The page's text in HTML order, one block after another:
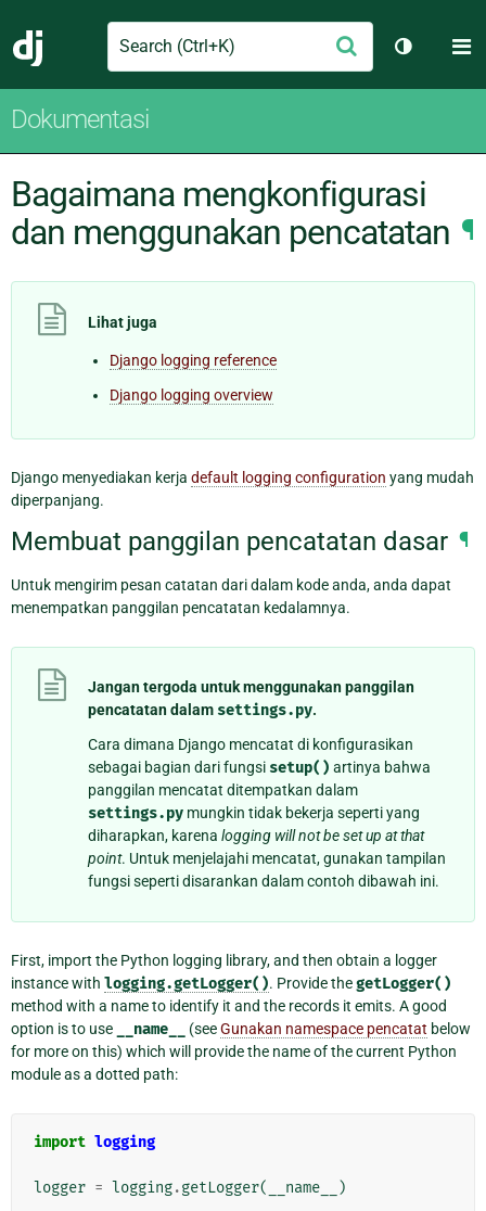
Django
Search Ajukan
Ganti
Dokumentasi
Bagaimana mengkonfigurasi
dan menggunakan pencatatan ¶
Lihat juga
Django logging reference
Django logging overview
Django menyediakan kerja default logging configuration yang mudah
diperpanjang.
Membuat panggilan pencatatan dasar ¶
Untuk mengirim pesan catatan dari dalam kode anda, anda dapat
menempatkan panggilan pencatatan kedalamnya.
Jangan tergoda untuk menggunakan panggilan
pencatatan dalam settings.py.
Cara dimana Django mencatat di konfigurasikan
sebagai bagian dari fungsi setup() artinya bahwa
panggilan mencatat ditempatkan dalam
settings.py mungkin tidak bekerja seperti yang
diharapkan, karena logging will not be set up at that
point. Untuk menjelajahi mencatat, gunakan tampilan
fungsi seperti disarankan dalam contoh dibawah ini.
First, import the Python logging library, and then obtain a logger
instance with logging.getLogger(). Provide thegetLogger()
method with a name to identify it and the records it emits. A good
option is to use
__name__ (seeGunakan namespace pencatat below
for more on this) which will provide the name of the current Python
module as a dotted path:
import logging
logger = logging.getLogger( __name__ )